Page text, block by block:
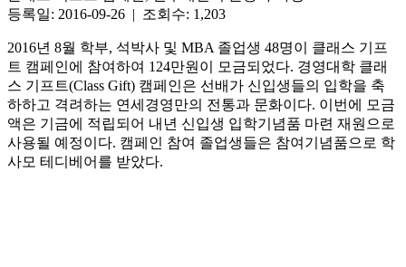
등록일: 2016-09-26 | 조회수: 1,203
2016년 8월 학부, 석박사 및 MBA 졸업생 48명이 클래스 기프
트 캠페인에 참여하여 124만원이 모금되었다. 경영대학 클래
스 기프트(Class Gift) 캠페인은 선배가 신입생들의 입학을 축
하하고 격려하는 연세경영만의 전통과 문화이다. 이번에 모금
액은 기금에 적립되어 내년 신입생 입학기념품 마련 재원으로
사용될 예정이다. 캠페인 참여 졸업생들은 참여기념품으로 학
사모 테디베어를 받았다.